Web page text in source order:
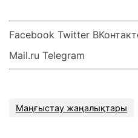
Facebook Twitter
Mail.ru Telegram
Маңғыстау жаңалықтары